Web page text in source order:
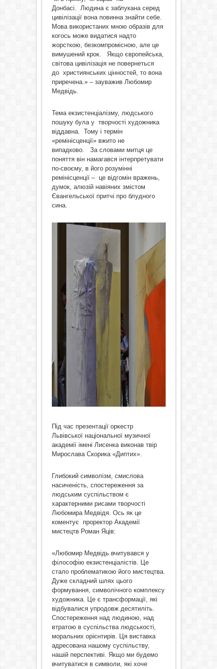
Донбасі. Людина є заблукана серед
цивілізації вона повинна знайти себе.
Мова використаних мною образів для
когось може видатися надто
жорсткою, безкомпромісною, але це
вимушений крок. Якщо європейська,
світова цивілізація не повернеться
до християнських цінностей, то вона
приречена.» – зауважив Любомир
Медвідь.
Тема екзистенціалізму, людського
пошуку була у творчості художника
віддавна. Тому і термін
«ремінісценції» вжито не
випадково. За словами митця це
поняття він намагався інтерпретувати
по-своєму, в його розумінні
ремінісценції – це відгомін вражень,
думок, алюзій навіяних змістом
Євангельської притчі про блудного
сина.
Під час презентації оркестр
Львівської національної музичної
академії імені Лисенка виконав твір
Мирослава Скорика «Диптих».
Глибокий символізм, смислова
насиченість, спостереження за
людським суспільством є
характерними рисами творчості
Любомира Медвідя. Ось як це
коментує проректор Академії
мистецтв Роман Яців:
«Любомир Медвідь вчитувався у
філософію екзистенціалістів. Це
стало проблематикою його мистецтва.
Дуже складний шлях цього
формування, символічного комплексу
художника. Це є трансформації, які
відбувалися упродовж десятиліть.
Спостереження над людиною, над
втратою в суспільства людськості,
моральних орієнтирів. Ця виставка
адресована нашому суспільству,
нашій перспективі. Якщо ми будемо
вчитуватися в символи, які хоче